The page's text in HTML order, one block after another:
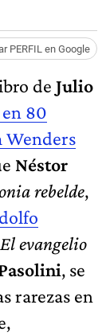
PERFIL en Google
de Julio
80
Wenders
Néstor
rebelde,
El evangelio
, se
rarezas en